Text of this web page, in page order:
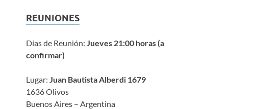
REUNIONES
Días de Reunión:Jueves 21:00 horas (a
confirmar)
Lugar:Juan Bautista Alberdi 1679
1636 Olivos
Buenos Aires – Argentina